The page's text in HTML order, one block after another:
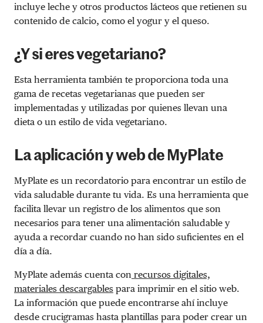
incluye leche y otros productos lácteos que retienen su
contenido de calcio, como el yogur y el queso.
¿Y si eres vegetariano?
Esta herramienta también te proporciona toda una
gama de recetas vegetarianas que pueden ser
implementadas y utilizadas por quienes llevan una
dieta o un estilo de vida vegetariano.
La aplicación y web de MyPlate
MyPlate es un recordatorio para encontrar un estilo de
vida saludable durante tu vida. Es una herramienta que
facilita llevar un registro de los alimentos que son
necesarios para tener una alimentación saludable y
ayuda a recordar cuando no han sido suficientes en el
día a día.
MyPlate además cuenta con recursos digitales,
materiales descargables para imprimir en el sitio web.
La información que puede encontrarse ahí incluye
desde crucigramas hasta plantillas para poder crear un